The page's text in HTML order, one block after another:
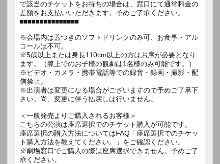
で該当のチケットをお持ちの場合は、窓口にて通常料金の
差額をお支払いいただきます。予めご了承ください。
■■■■■■■■■■■■■■■
※会場内は蓋つきのソフトドリンクのみ可、お食事・アル
コールは不可。
※5歳以上または身長110cm以上の方はお席が必要となり
ます。（膝上でのお子様の観劇は1名様のみ可能です。）
※ビデオ・カメラ・携帯電話等での録音・録画・撮影・配
信禁止。
※出演者は変更になる場合がございますので予めご了承下
さい。尚、変更に伴う払戻しは行いません。
＜一般発売よりご購入されるお客様＞
こちらの公演は座席選択でのチケット購入が可能です。
座席選択の購入方法についてはFAQ「座席選択でのチケッ
ト購入方法を教えてください。」をご確認ください。
※劇場窓口でご購入の際は座席選択できません。予めご了
承ください。